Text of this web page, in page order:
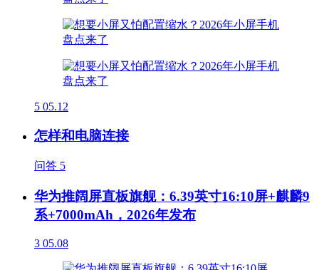
5 05.12
怎样和电脑连接
问答 5
华为推阔屏直板旗舰：6.39英寸16:10屏+麒麟9
系+7000mAh，2026年发布
3 05.08